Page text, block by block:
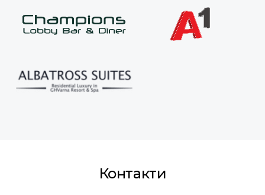
Контакти